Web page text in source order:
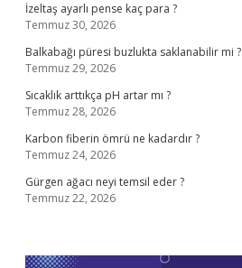
İzeltaş ayarlı pense kaç para ?
Temmuz 30, 2026
Balkabağı püresi buzlukta saklanabilir mi ?
Temmuz 29, 2026
Sıcaklık arttıkça pH artar mı ?
Temmuz 28, 2026
Karbon fiberin ömrü ne kadardır ?
Temmuz 24, 2026
Gürgen ağacı neyi temsil eder ?
Temmuz 22, 2026